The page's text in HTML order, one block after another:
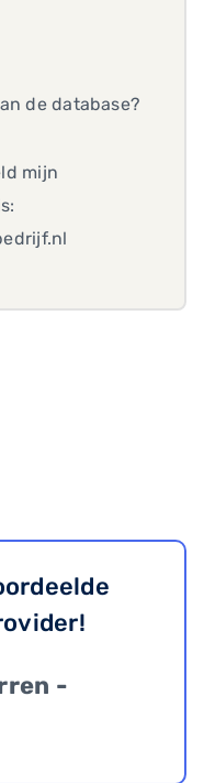
de database?
mijn
-